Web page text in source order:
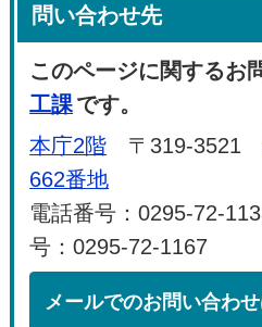
問い合わせ先
このページに関するお
工課です。
本庁2階 〒319-3521
662番地
電話番号：0295-72-
号：0295-72-1167
メールでのお問い合わ